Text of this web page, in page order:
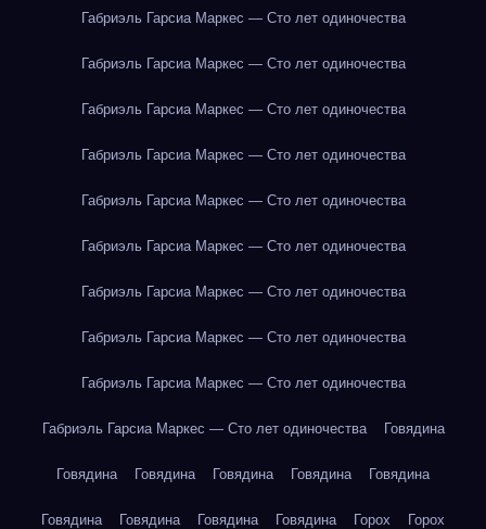
Габриэль Гарсиа Маркес — Сто лет одиночества
Габриэль Гарсиа Маркес — Сто лет одиночества
Габриэль Гарсиа Маркес — Сто лет одиночества
Габриэль Гарсиа Маркес — Сто лет одиночества
Габриэль Гарсиа Маркес — Сто лет одиночества
Габриэль Гарсиа Маркес — Сто лет одиночества
Габриэль Гарсиа Маркес — Сто лет одиночества
Габриэль Гарсиа Маркес — Сто лет одиночества
Габриэль Гарсиа Маркес — Сто лет одиночества
Габриэль Гарсиа Маркес — Сто лет одиночества Говядина
Говядина Говядина Говядина Говядина Говядина
Говядина Говядина Говядина Говядина Горох Горох